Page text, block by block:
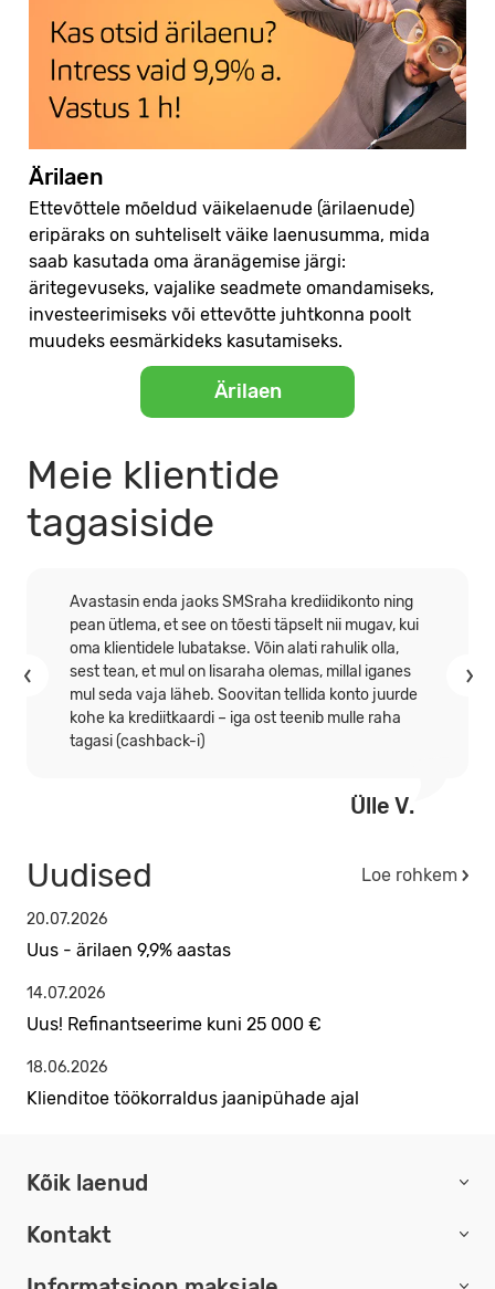
Ärilaen
Ettevõttele mõeldud väikelaenude (ärilaenude)
eripäraks on suhteliselt väike laenusumma, mida
saab kasutada oma äranägemise järgi:
äritegevuseks, vajalike seadmete omandamiseks,
investeerimiseks või ettevõtte juhtkonna poolt
muudeks eesmärkideks kasutamiseks.
Ärilaen
Meie klientide
tagasiside
Avastasin enda jaoks SMSraha krediidikonto ning
pean ütlema, et see on tõesti täpselt nii mugav, kui
oma klientidele lubatakse. Võin alati rahulik olla,
sest tean, et mul on lisaraha olemas, millal iganes
mul seda vaja läheb. Soovitan tellida konto juurde
kohe ka krediitkaardi – iga ost teenib mulle raha
tagasi (cashback-i)
Ülle V.
Uudised Loe rohkem
20.07.2026
Uus - ärilaen 9,9% aastas
14.07.2026
Uus! Refinantseerime kuni 25 000 €
18.06.2026
Klienditoe töökorraldus jaanipühade ajal
Kõik laenud
Kontakt